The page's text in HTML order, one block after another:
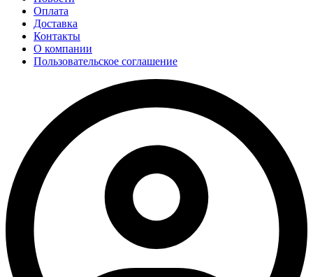
Оплата
Доставка
Контакты
О компании
Пользовательское соглашение